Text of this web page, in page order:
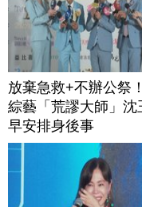
放棄急救+不辦公祭
綜藝「荒謬大師」沈
早安排身後事